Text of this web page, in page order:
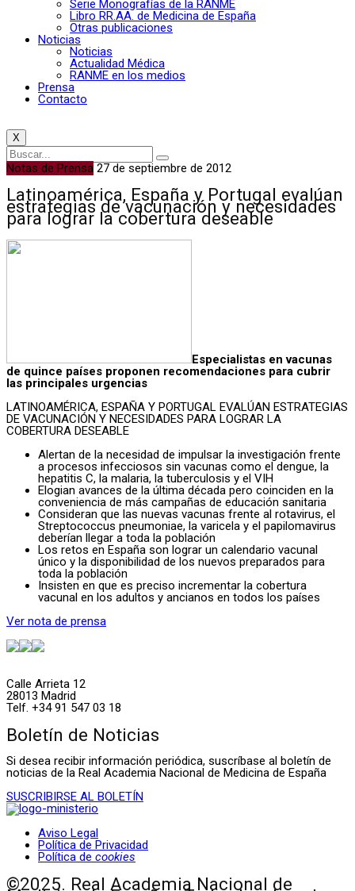
Serie Monografías de la RANME
Libro RR.AA. de Medicina de España
Otras publicaciones
Noticias
Noticias
Actualidad Médica
RANME en los medios
Prensa
Contacto
X
Notas de Prensa 27 de septiembre de 2012
Latinoamérica, España y Portugal evalúan
estrategias de vacunación y necesidades
para lograr la cobertura deseable
Especialistas en vacunas
de quince países proponen recomendaciones para cubrir
las principales urgencias
LATINOAMÉRICA, ESPAÑA Y PORTUGAL EVALÚAN ESTRATEGIAS
DE VACUNACIÓN Y NECESIDADES PARA LOGRAR LA
COBERTURA DESEABLE
Alertan de la necesidad de impulsar la investigación frente
a procesos infecciosos sin vacunas como el dengue, la
hepatitis C, la malaria, la tuberculosis y el VIH
Elogian avances de la última década pero coinciden en la
conveniencia de más campañas de educación sanitaria
Consideran que las nuevas vacunas frente al rotavirus, el
Streptococcus pneumoniae, la varicela y el papilomavirus
deberían llegar a toda la población
Los retos en España son lograr un calendario vacunal
único y la disponibilidad de los nuevos preparados para
toda la población
Insisten en que es preciso incrementar la cobertura
vacunal en los adultos y ancianos en todos los países
Ver nota de prensa
Calle Arrieta 12
28013 Madrid
Telf. +34 91 547 03 18
Boletín de Noticias
Si desea recibir información periódica, suscríbase al boletín de
noticias de la Real Academia Nacional de Medicina de España
SUSCRIBIRSE AL BOLETÍN
Aviso Legal
Política de Privacidad
Política de cookies
©2025. Real Academia Nacional de